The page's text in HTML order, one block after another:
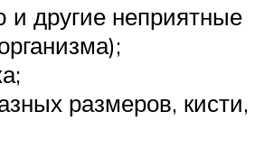
и другие неприятные
размеров, кисти,